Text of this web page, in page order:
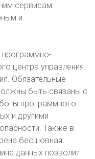
сервисам:
и
программно-
центра управления
Обязательные
быть связаны с
программного
и другими
Также в
бесшовная
данных позволит